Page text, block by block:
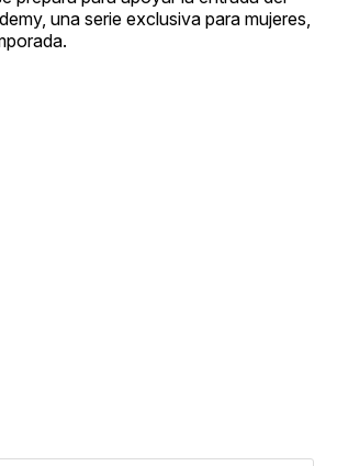
una serie exclusiva para mujeres,